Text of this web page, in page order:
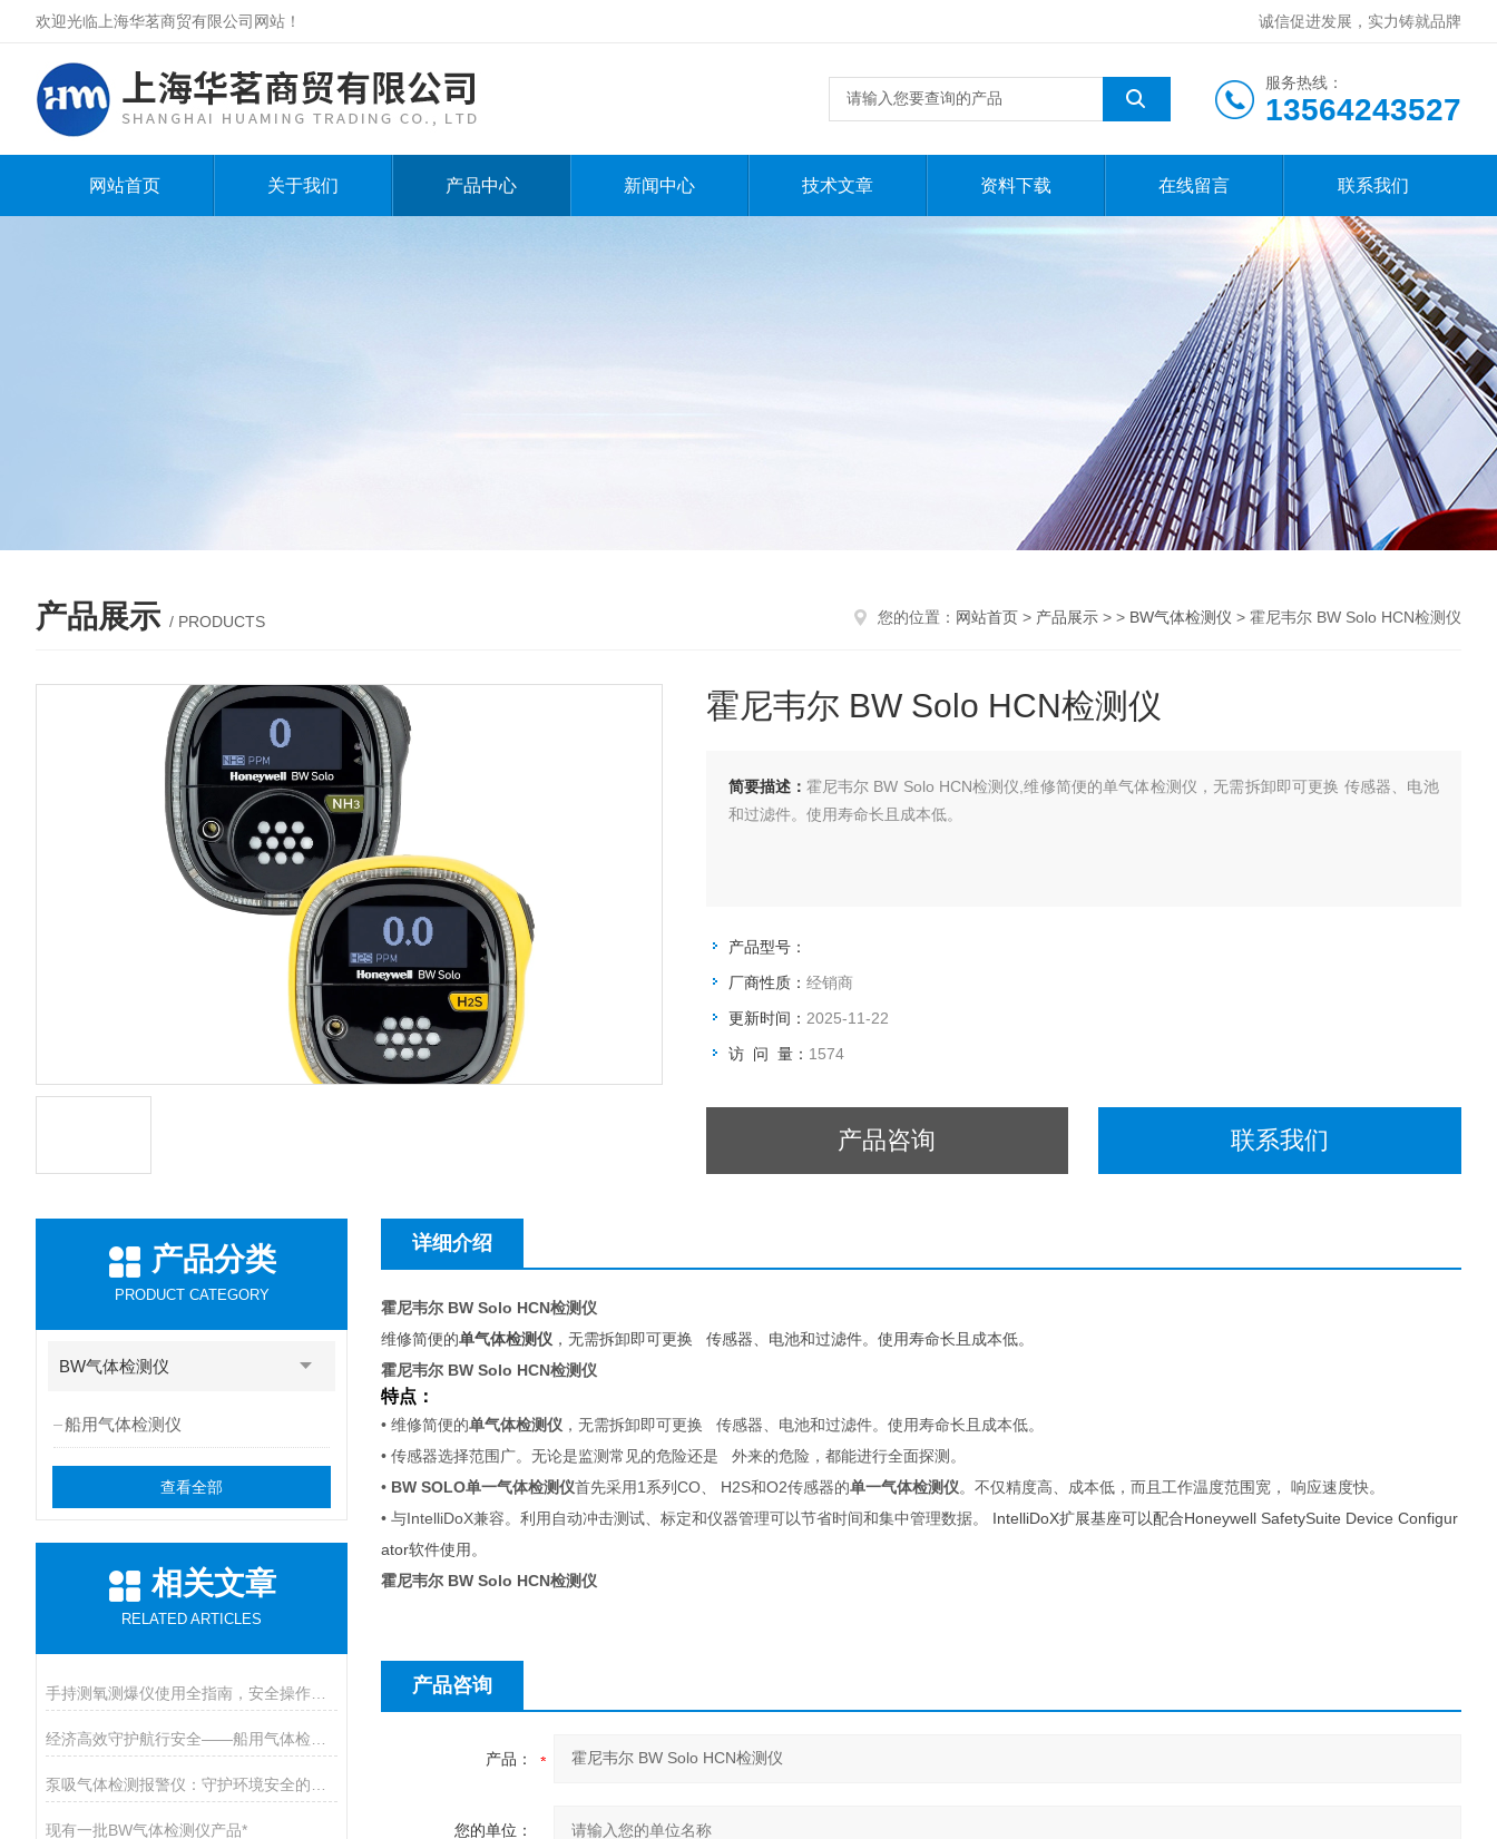
欢迎光临上海华茗商贸有限公司网站！ 诚信促进发展，实力铸就品牌
服务热线：
13564243527
网站首页 关于我们 产品中心 新闻中心 技术文章 资料下载 在线留言 联系我们
产品展示 / PRODUCTS 您的位置： 网站首页 > 产品展示 > > BW气体检测仪 > 霍尼韦尔 BW Solo HCN检测仪
霍尼韦尔 BW Solo HCN检测仪
简要描述： 霍尼韦尔 BW Solo HCN检测仪,维修简便的单气体检测仪，无需拆卸即可更换 传感器、电池
和过滤件。使用寿命长且成本低。
产品型号：
厂商性质： 经销商
更新时间： 2025-11-22
访 问 量： 1574
产品咨询 联系我们
产品分类
PRODUCT CATEGORY
BW气体检测仪
船用气体检测仪
查看全部
相关文章
RELATED ARTICLES
现有一批BW气体检测仪产品*
详细介绍
霍尼韦尔 BW Solo HCN检测仪
维修简便的单气体检测仪 ，无需拆卸即可更换 传感器、电池和过滤件。使用寿命长且成本低。
霍尼韦尔 BW Solo HCN检测仪
特点：
• 维修简便的单气体检测仪 ，无需拆卸即可更换 传感器、电池和过滤件。使用寿命长且成本低。
• 传感器选择范围广。无论是监测常见的危险还是 外来的危险，都能进行全面探测。
• BW SOLO单一气体检测仪首先采用1系列CO、 H2S和O2传感器的单一气体检测仪。不仅精度高、成本低，而且工作温度范围宽， 响应速度快。
• 与IntelliDoX兼容。利用自动冲击测试、标定和仪器管理可以节省时间和集中管理数据。
IntelliDoX扩展基座可以配合Honeywell SafetySuite Device Configur
ator软件使用。
霍尼韦尔 BW Solo HCN检测仪
产品咨询
产品：
您的单位：